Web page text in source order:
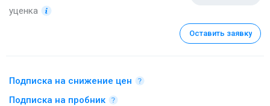
уценка
Оставить заявку
Подписка на снижение цен
Подписка на пробник